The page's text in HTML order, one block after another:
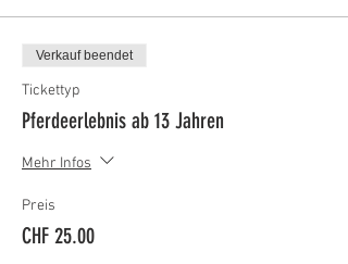
Verkauf beendet
Tickettyp
Pferdeerlebnis ab 13 Jahren
Mehr Infos
Preis
CHF 25.00